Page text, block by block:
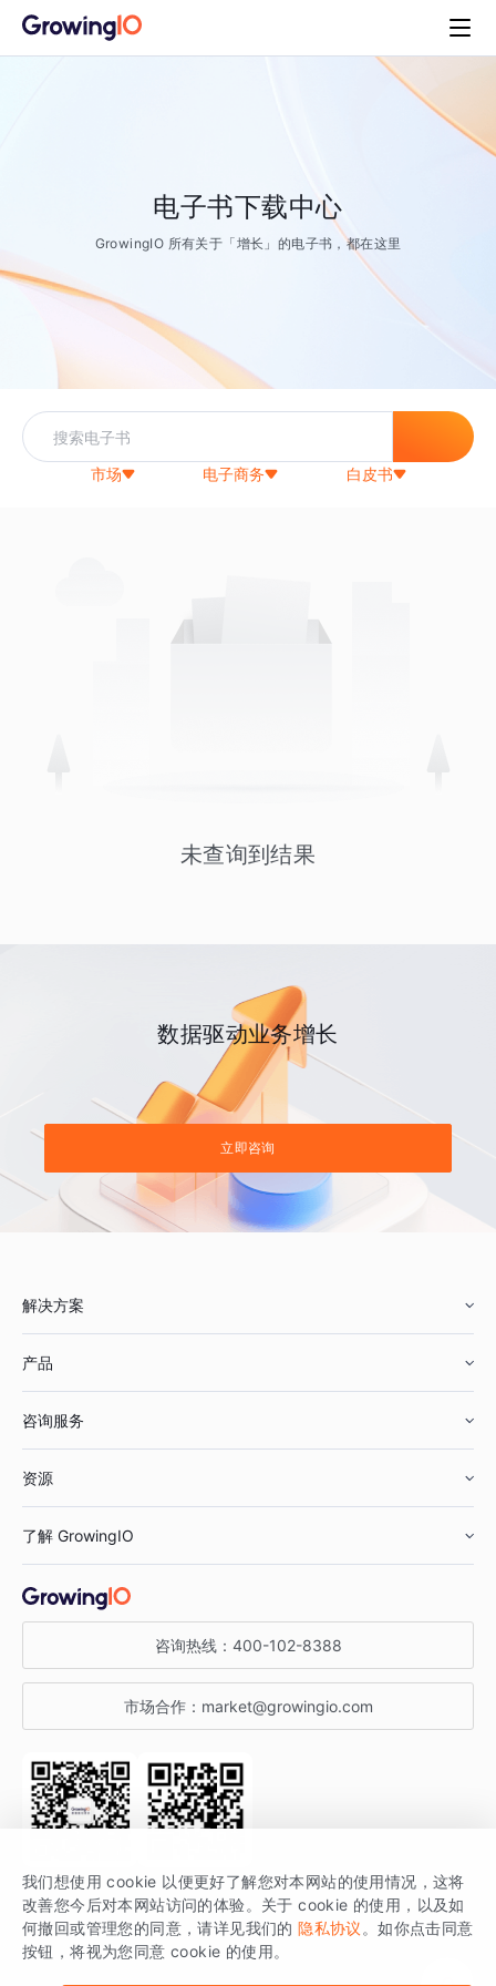
电子书下载中心
GrowingIO 所有关于「增长」的电子书，都在这里
市场 电子商务 白皮书
未查询到结果
数据驱动业务增长
立即咨询
解决方案
鞋服行业
汽车行业
金融行业
产品
智能运营
获客分析
咨询服务
资源
增长公开课
增长博客
开发者文档
SDK 文档
场景指南
了解 GrowingIO
关于 GrowingIO
增长大会
行业活动
咨询热线： 400-102-8388
市场合作： market@growingio.com
关注公众号 获取更多干货
GrowingIO 是专注于数据智能分析与增长的品牌，核心平台为 GrowingIO
分析云。
我们想使用 cookie 以便更好了解您对本网站的使用情况，这将
改善您今后对本网站访问的体验。关于 cookie 的使用，以及如
何撤回或管理您的同意，请详见我们的 隐私协议 。如你点击同意
按钮，将视为您同意 cookie 的使用。